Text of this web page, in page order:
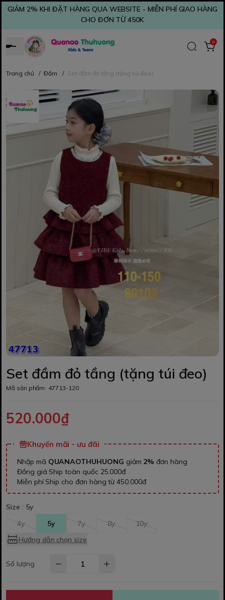
GIẢM 2% KHI ĐẶT HÀNG QUA WEBSITE - MIỄN PHÍ GIAO HÀNG
CHO ĐƠN TỪ 450K
0
Trang chủ / Đầm / Set đầm đỏ tầng (tặng túi đeo)
Set đầm đỏ tầng (tặng túi đeo)
Mã sản phẩm: 47713-120
520.000₫
Khuyến mãi - ưu đãi
Nhập mã QUANAOTHUHUONG giảm 2% đơn hàng
Đồng giá Ship toàn quốc 25.000đ
Miễn phí Ship cho đơn hàng từ 450.000đ
Size : 5y
4y
5y 7y 8y
10y
Hướng dẫn chọn size
Số lượng